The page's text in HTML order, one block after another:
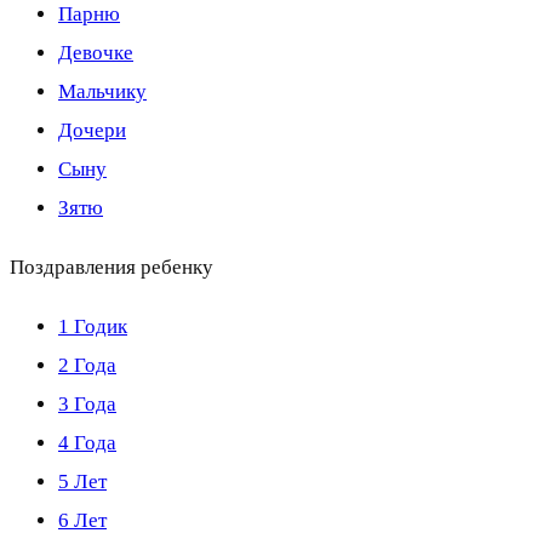
Парню
Девочке
Мальчику
Дочери
Сыну
Зятю
Поздравления ребенку
1 Годик
2 Года
3 Года
4 Года
5 Лет
6 Лет